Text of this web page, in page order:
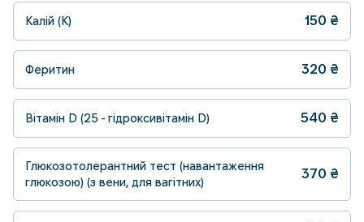
Калій (K) 150 ₴
Феритин 320 ₴
Вітамін D (25 - гідроксивітамін D) 540 ₴
Глюкозотолерантний тест (навантаження
глюкозою) (з вени, для вагітних)
370 ₴